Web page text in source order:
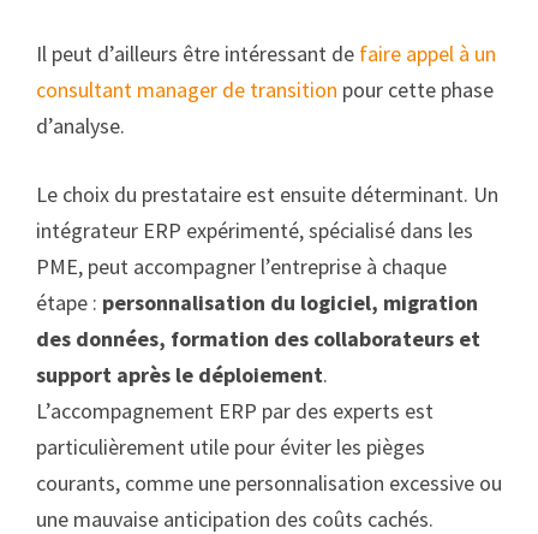
Il peut d’ailleurs être intéressant de faire appel à un
consultant manager de transition pour cette phase
d’analyse.
Le choix du prestataire est ensuite déterminant. Un
intégrateur ERP expérimenté, spécialisé dans les
PME, peut accompagner l’entreprise à chaque
étape : personnalisation du logiciel, migration
des données, formation des collaborateurs et
support après le déploiement.
L’accompagnement ERP par des experts est
particulièrement utile pour éviter les pièges
courants, comme une personnalisation excessive ou
une mauvaise anticipation des coûts cachés.